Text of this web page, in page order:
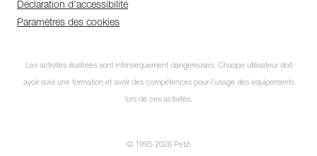
Déclaration d'accessibilité
Paramètres des cookies
Les activités illustrées sont intrinsèquement dangereuses. Chaque utilisateur doit
avoir suivi une formation et avoir des compétences pour l’usage des équipements
lors de ces activités.
© 1995-2026 Petzl